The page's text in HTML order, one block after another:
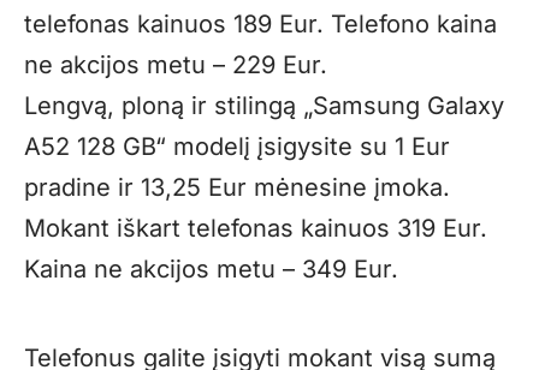
telefonas kainuos 189 Eur. Telefono kaina
ne akcijos metu – 229 Eur.
Lengvą, ploną ir stilingą „Samsung Galaxy
A52 128 GB“ modelį įsigysite su 1 Eur
pradine ir 13,25 Eur mėnesine įmoka.
Mokant iškart telefonas kainuos 319 Eur.
Kaina ne akcijos metu – 349 Eur.
Telefonus galite įsigyti mokant visą sumą